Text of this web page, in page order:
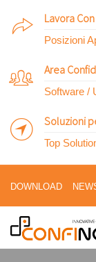
Lavora
Posizioni
Area
Software /
Soluzioni
Top
DOWNLOAD